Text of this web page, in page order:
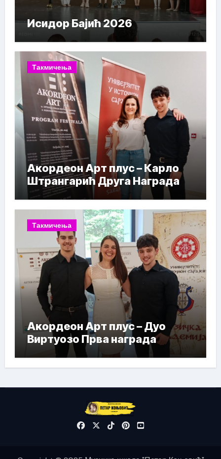
Исидор Бајић 2026
Такмичења
Акордеон Арт плус – Карло
Штрангарић Друга Награда
Такмичења
Акордеон Арт плус – Дуо
Виртуозо Прва награда